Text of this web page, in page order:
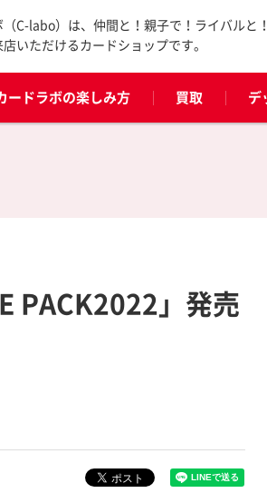
（C-labo）は、仲間と！親子で！ライバルと
いただけるカードショップです。
ードラボの楽しみ方 買取 デ
PACK2022」発売